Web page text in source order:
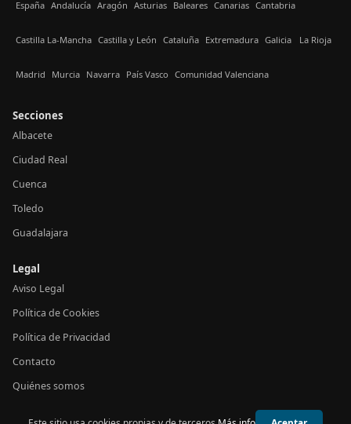
España Andalucía Aragón Asturias Baleares Canarias Cantabria
Castilla La-Mancha Castilla y León Cataluña Extremadura Galicia La Rioja
Madrid Murcia Navarra País Vasco Comunidad Valenciana
Secciones
Albacete
Ciudad Real
Cuenca
Toledo
Guadalajara
Legal
Aviso Legal
Política de Cookies
Política de Privacidad
Contacto
Quiénes somos